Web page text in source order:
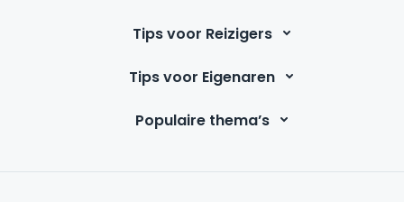
Tips voor Reizigers
Tips voor Eigenaren
Populaire thema’s